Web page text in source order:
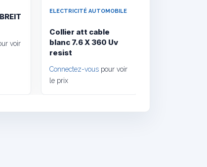
voir
ELECTRICITÉ AUTOMOBILE
Collier att cable
blanc 7.6 X 360 Uv
resist
Connectez-vous pour voir
le prix